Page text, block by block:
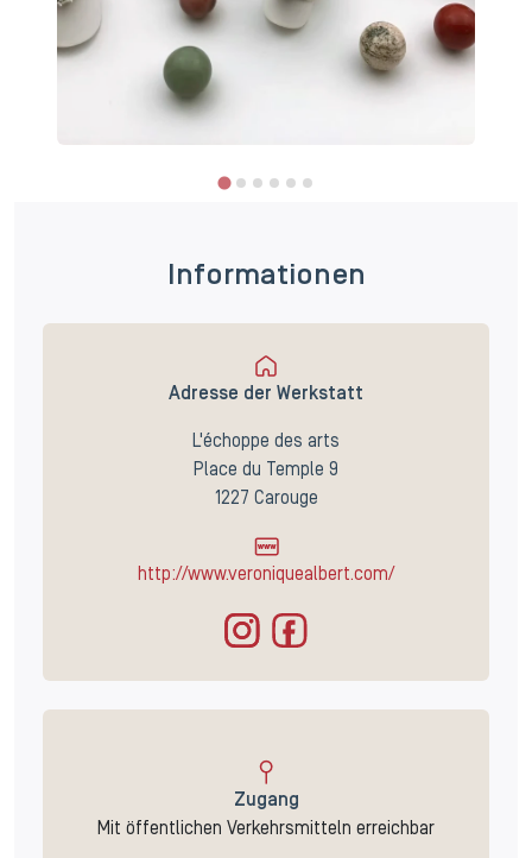
Informationen
Adresse der Werkstatt
L'échoppe des arts
Place du Temple 9
1227 Carouge
http://www.veroniquealbert.com/
Zugang
Mit öffentlichen Verkehrsmitteln erreichbar